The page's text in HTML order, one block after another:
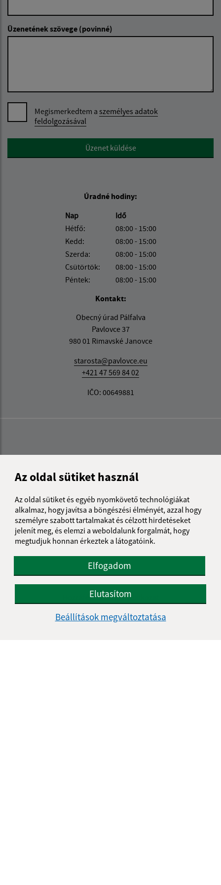
Az oldal sütiket használ
Az oldal sütiket és egyéb nyomkövető technológiákat
alkalmaz, hogy javítsa a böngészési élményét, azzal hogy
személyre szabott tartalmakat és célzott hirdetéseket
jelenít meg, és elemzi a weboldalunk forgalmát, hogy
megtudjuk honnan érkeztek a látogatóink.
Elfogadom
Elutasítom
Beállítások megváltoztatása
Üzenetének szövege (povinné)
Megismerkedtem a személyes adatok
feldolgozásával
Google reCaptcha ResponseÜzenet küldése
Úradné hodiny:
Nap
Idő
Hétfő:
08:00 - 15:00
Kedd:
08:00 - 15:00
Szerda:
08:00 - 15:00
Csütörtök:
08:00 - 15:00
Péntek:
08:00 - 15:00
Kontakt:
Obecný úrad Pálfalva
Pavlovce 37
980 01 Rimavské Janovce
starosta@pavlovce.eu
+421 47 569 84 02
IČO: 00649881
Az oldalról:
Hozzáférhetőségi nyilatkozat
Személyes adatok védelme